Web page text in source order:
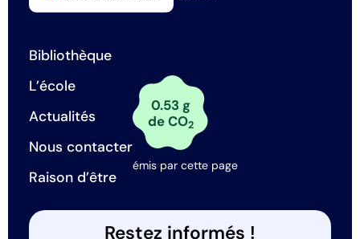
Bibliothèque
L’école
Actualités
Nous contacter
Raison d’être
0.53 g
de CO2
émis par cette page
Restez informés !